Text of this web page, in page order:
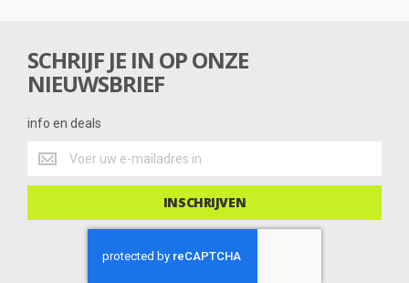
SCHRIJF JE IN OP ONZE
NIEUWSBRIEF
info en deals
info
en
deals
INSCHRIJVEN